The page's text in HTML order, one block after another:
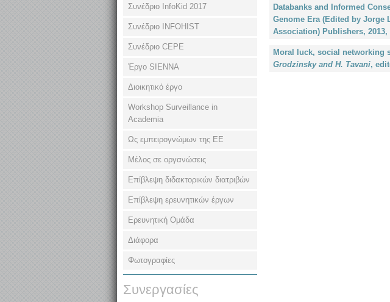
Συνέδριο InfoKid 2017
Συνέδριο INFOHIST
Συνέδριο CEPE
Έργο SIENNA
Διοικητικό έργο
Workshop Surveillance in
Academia
Ως εμπειρογνώμων της ΕΕ
Μέλος σε οργανώσεις
Επίβλεψη διδακτορικών διατριβών
Επίβλεψη ερευνητικών έργων
Ερευνητική Ομάδα
Διάφορα
Φωτογραφίες
Συνεργασίες
Databanks and Informed
Genome Era (Edited by Jorge
Association) Publishers, 2013,
Moral luck, social networking
Grodzinsky and H. Tavani,